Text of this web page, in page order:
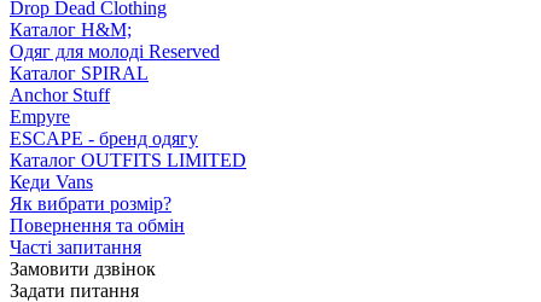
Drop Dead Clothing
Каталог H&M;
Одяг для молоді Reserved
Каталог SPIRAL
Anchor Stuff
Empyre
ESCAPE - бренд одягу
Каталог OUTFITS LIMITED
Кеди Vans
Як вибрати розмір?
Повернення та обмін
Часті запитання
Замовити дзвінок
Задати питання